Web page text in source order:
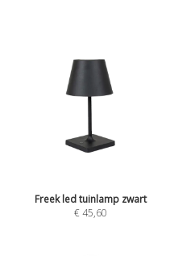
Freek led tuinlamp zwart
€45,60